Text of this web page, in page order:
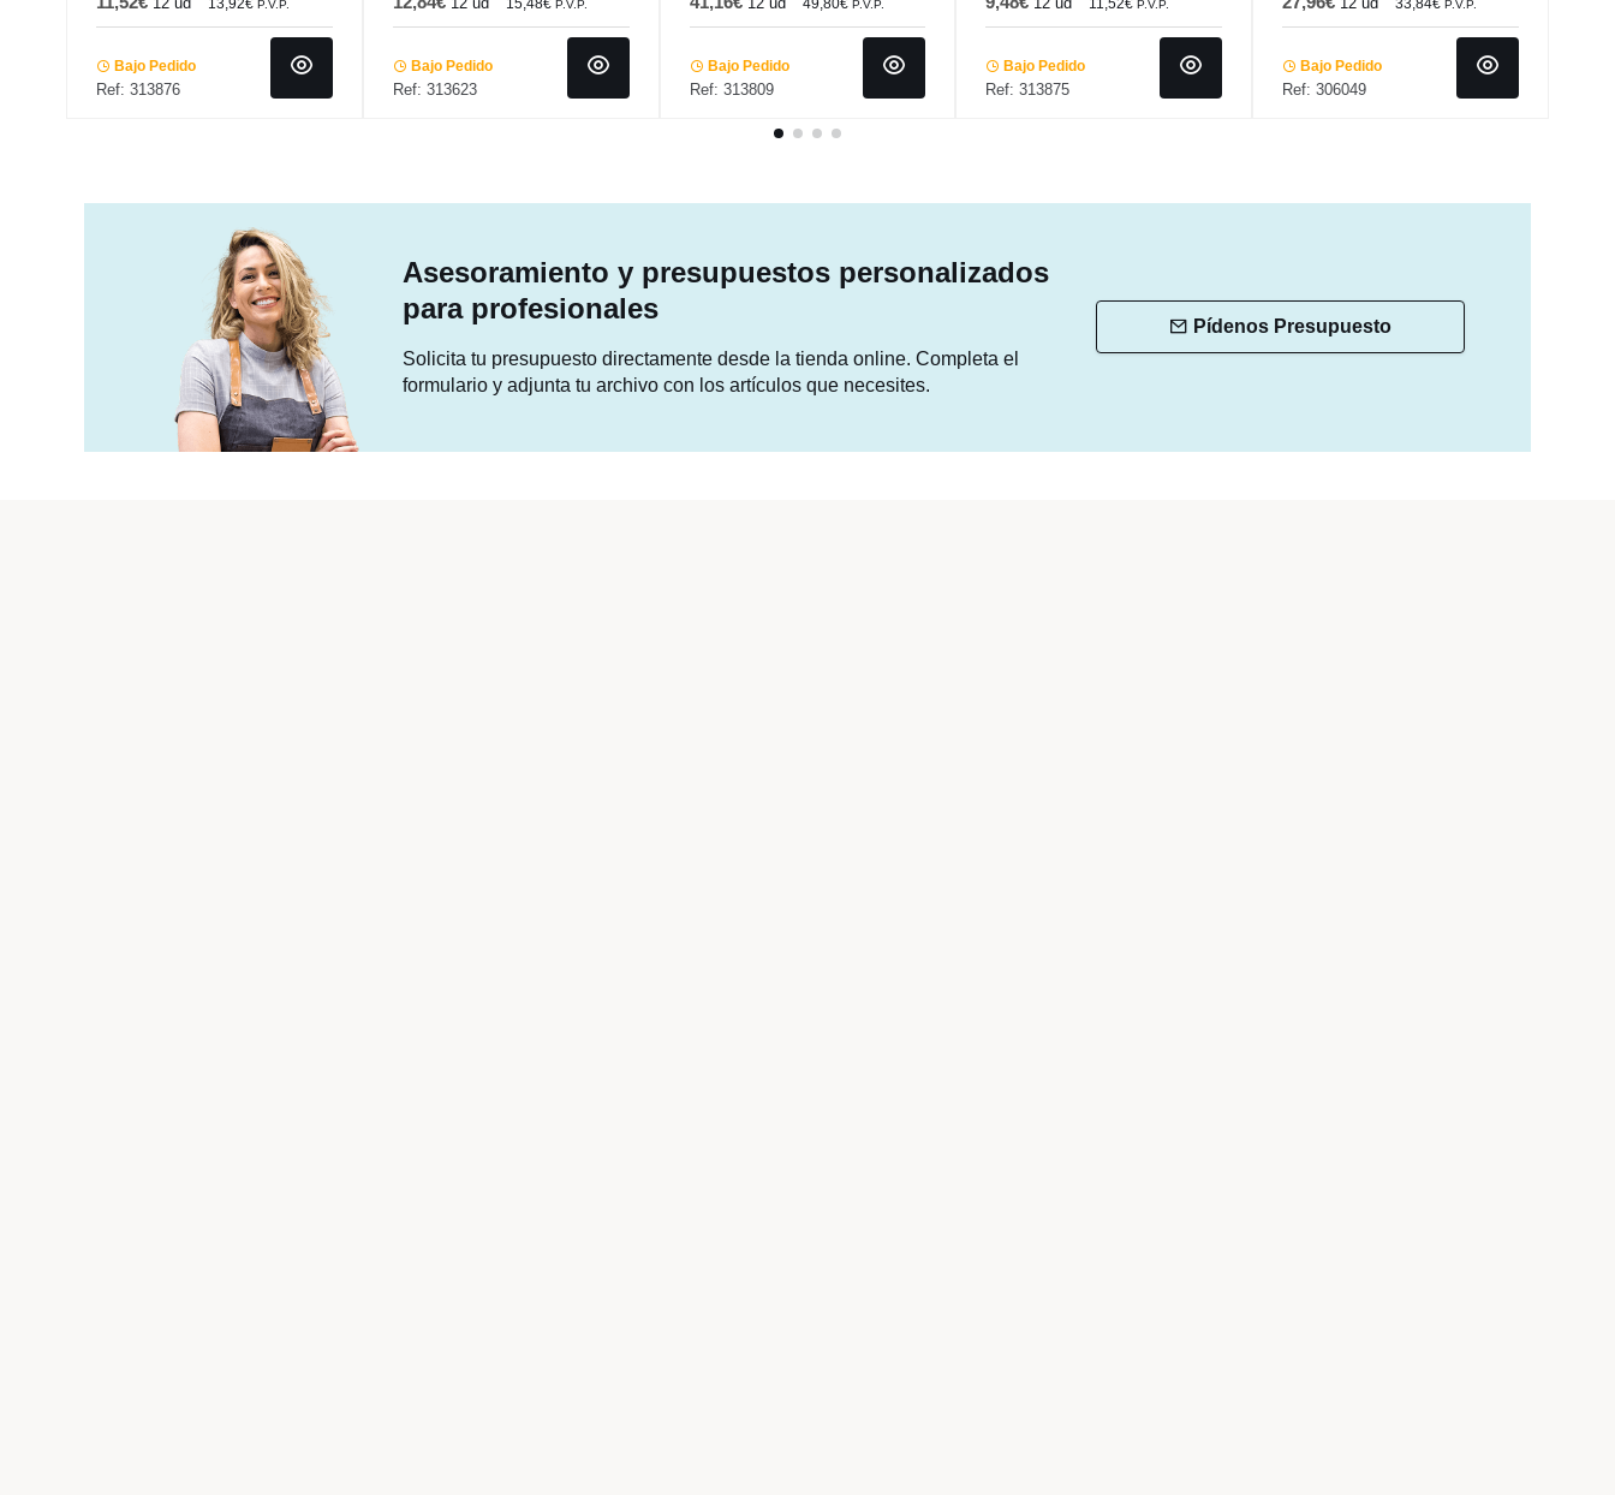
13,92€ P.V.P.
Bajo Pedido
Ref: 313876
15,48€ P.V.P.
Bajo Pedido
Ref: 313623
49,80€ P.V.P.
Bajo Pedido
Ref: 313809
11,52€P.V.P.
Bajo Pedido
Ref: 313875
33,84€P.V.P.
Bajo Pedido
Ref: 306049
Asesoramiento y presupuestos personalizados
para profesionales
Solicita tu presupuesto directamente desde la tienda online. Completa el
formulario y adjunta tu archivo con los artículos que necesites.
Pídenos Presupuesto